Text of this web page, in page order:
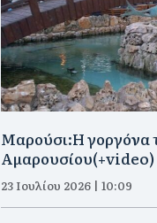
Μαρούσι:H γοργόνα
Αμαρουσίου(+video)
23 Ιουλίου 2026 | 10:09